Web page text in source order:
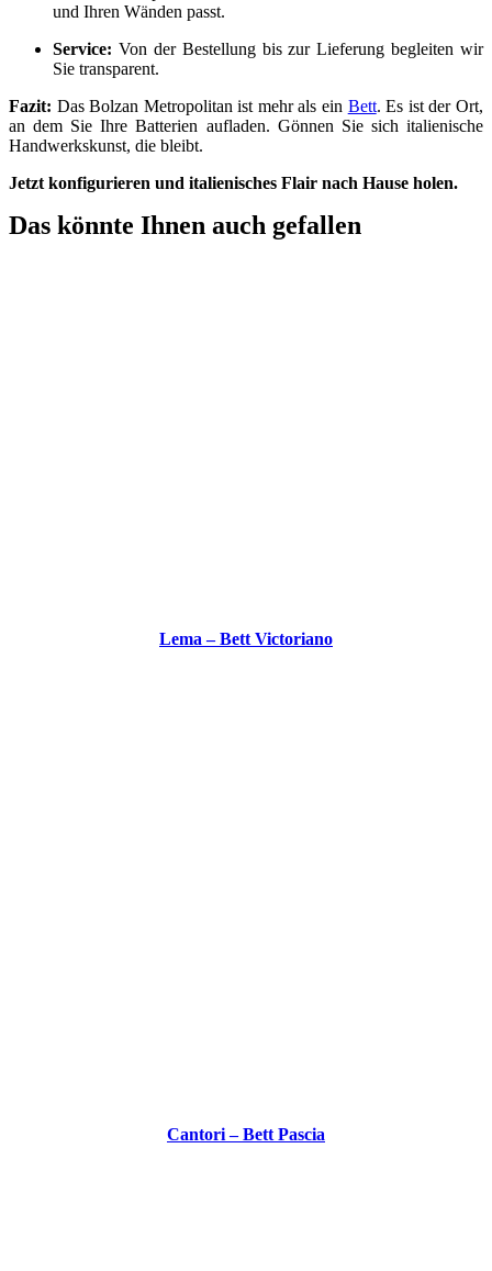
und Ihren Wänden passt.
Service: Von der Bestellung bis zur Lieferung begleiten wir
Sie transparent.
Fazit: Das Bolzan Metropolitan ist mehr als ein Bett. Es ist der Ort,
an dem Sie Ihre Batterien aufladen. Gönnen Sie sich italienische
Handwerkskunst, die bleibt.
Jetzt konfigurieren und italienisches Flair nach Hause holen.
Das könnte Ihnen auch gefallen
Lema – Bett Victoriano
Cantori – Bett Pascia